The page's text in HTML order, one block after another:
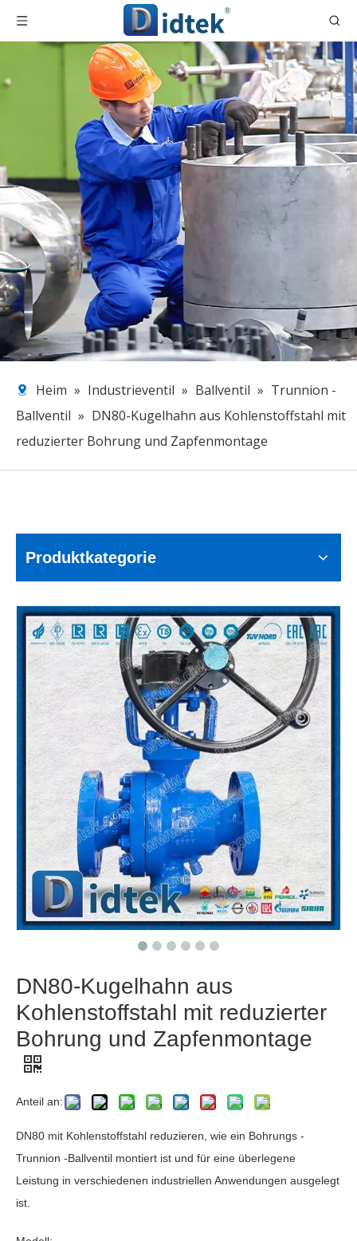
Heim » Industrieventil » Ballventil » Trunnion -
Ballventil » DN80-Kugelhahn aus Kohlenstoffstahl mit
reduzierter Bohrung und Zapfenmontage
Produktkategorie
DN80-Kugelhahn aus
Kohlenstoffstahl mit reduzierter
Bohrung und Zapfenmontage
Anteil an:
DN80 mit Kohlenstoffstahl reduzieren, wie ein Bohrungs -
Trunnion -Ballventil montiert ist und für eine überlegene
Leistung in verschiedenen industriellen Anwendungen ausgelegt
ist.